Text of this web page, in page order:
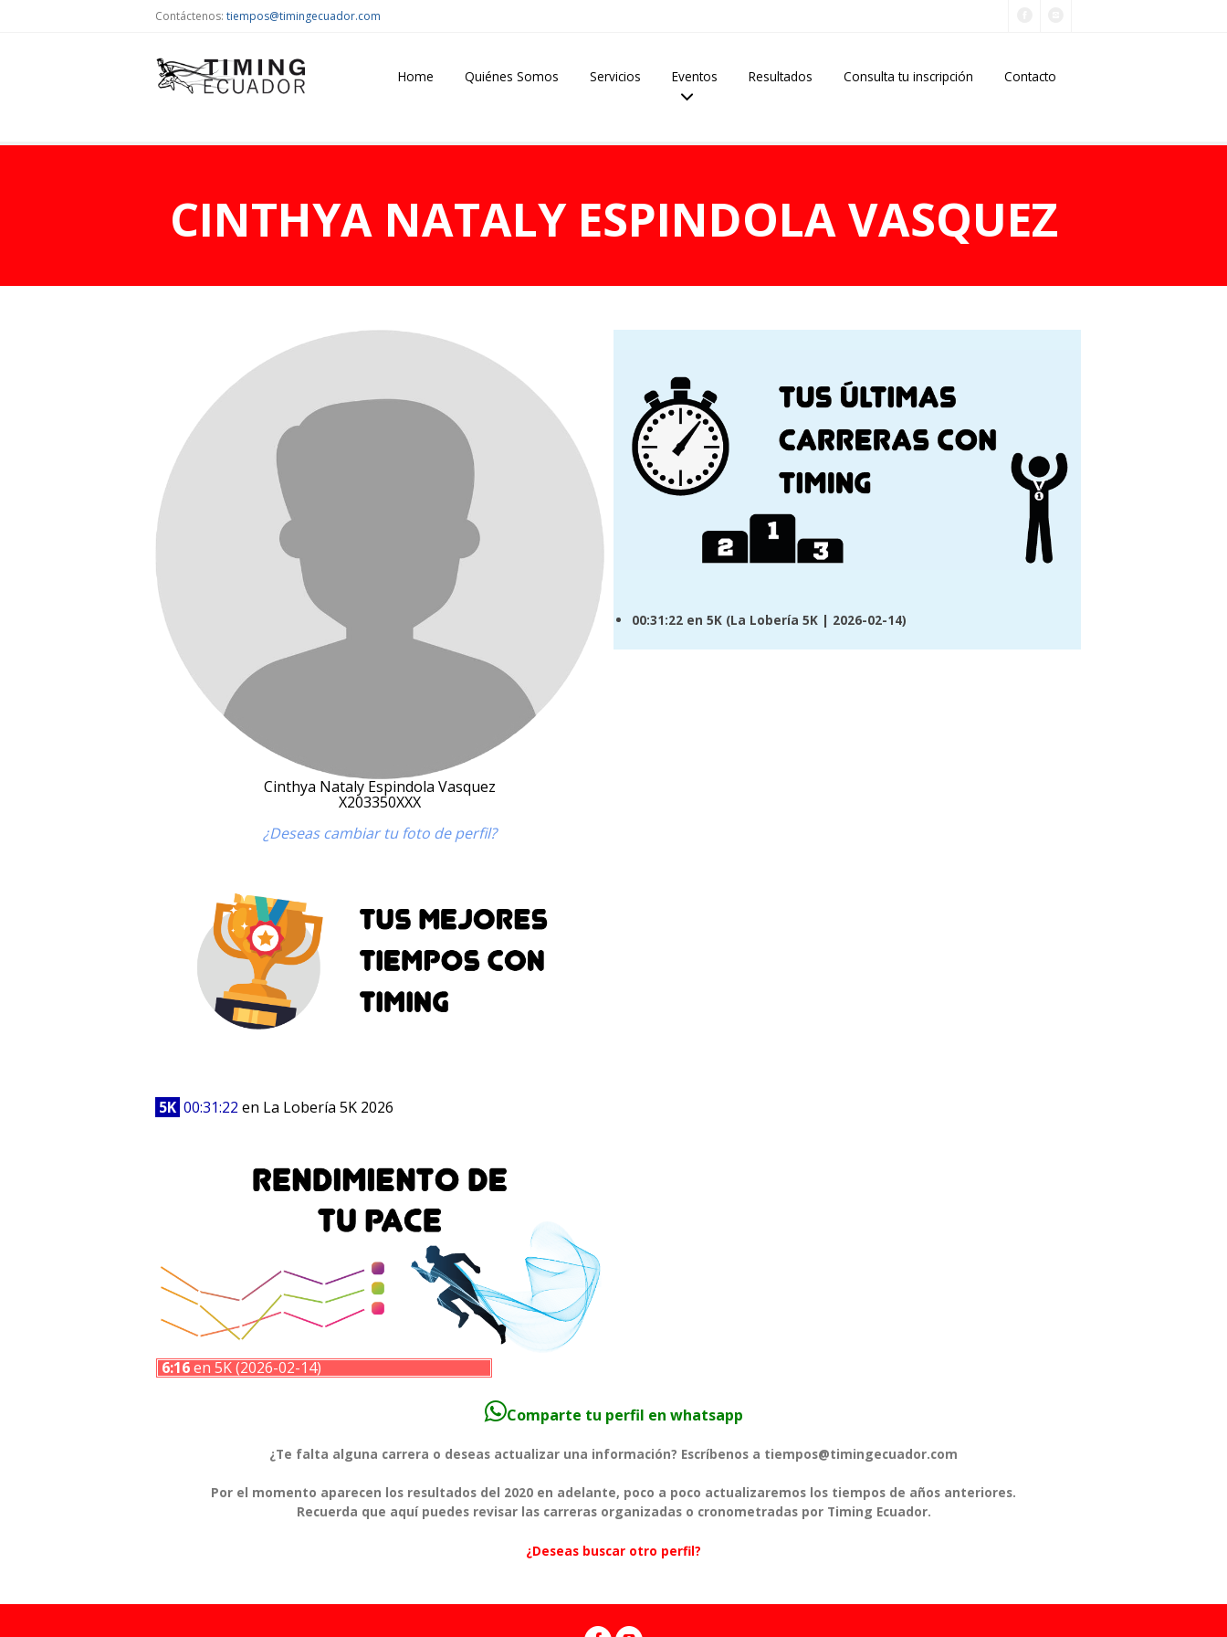
Contáctenos: tiempos@timingecuador.com
Home Quiénes Somos Servicios Eventos Resultados Consulta tu inscripción Contacto
CINTHYA NATALY ESPINDOLA VASQUEZ
Cinthya Nataly Espindola Vasquez
X203350XXX
¿Deseas cambiar tu foto de perfil?
5K 00:31:22 en La Lobería 5K 2026
6:16en 5K (2026-02-14)
00:31:22 en 5K (La Lobería 5K | 2026-02-14)
Comparte tu perfil en whatsapp
¿Te falta alguna carrera o deseas actualizar una información? Escríbenos a tiempos@timingecuador.com
Por el momento aparecen los resultados del 2020 en adelante, poco a poco actualizaremos los tiempos de años anteriores.
Recuerda que aquí puedes revisar las carreras organizadas o cronometradas por Timing Ecuador.
¿Deseas buscar otro perfil?